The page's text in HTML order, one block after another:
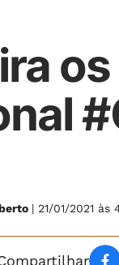
| 21/01/2021 às